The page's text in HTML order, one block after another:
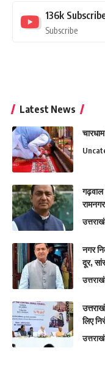
136k
Subscribe
Latest News
गढ़वाल
नगर
दूर,
लिए